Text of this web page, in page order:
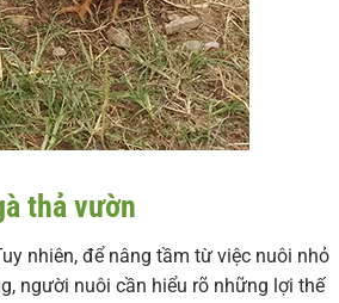
thả vườn
nhiên, để nâng tầm từ việc nuôi nhỏ
người nuôi cần hiểu rõ những lợi thế